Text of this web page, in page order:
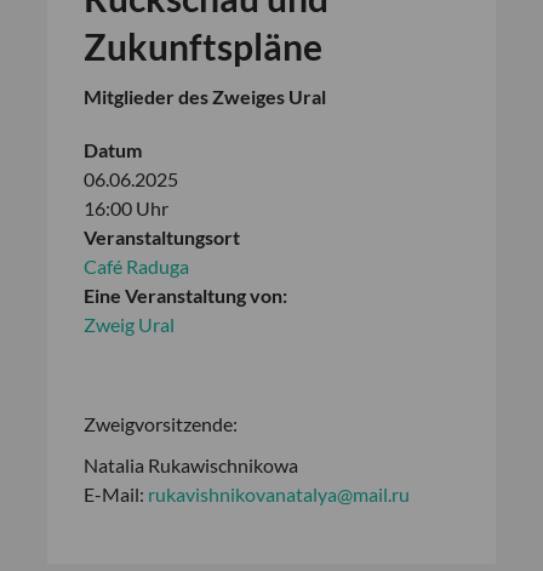
Zukunftspläne
Mitglieder des Zweiges Ural
Datum
06.06.2025
16:00 Uhr
Veranstaltungsort
Café Raduga
Eine Veranstaltung von:
Zweig Ural
Zweigvorsitzende:
Natalia Rukawischnikowa
E-Mail: rukavishnikovanatalya@mail.ru